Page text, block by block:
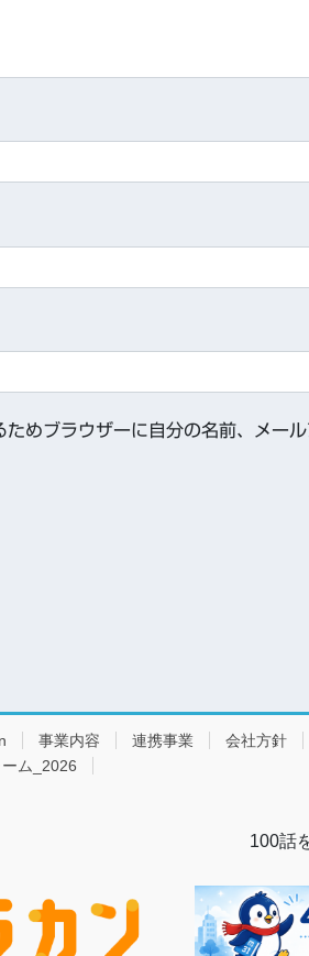
めブラウザーに自分の名前、メー
事業内容 連携事業 会社方針
ム_2026
100話